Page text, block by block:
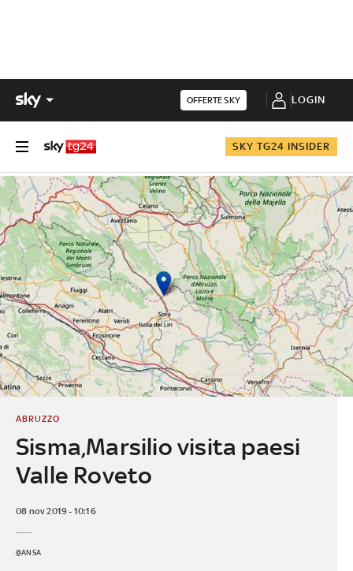
OFFERTE SKY LOGIN
SKY TG24 INSIDER
Sisma,Marsilio visita paesi
Valle Roveto
ABRUZZO
08 nov 2019 - 10:16
@ANSA